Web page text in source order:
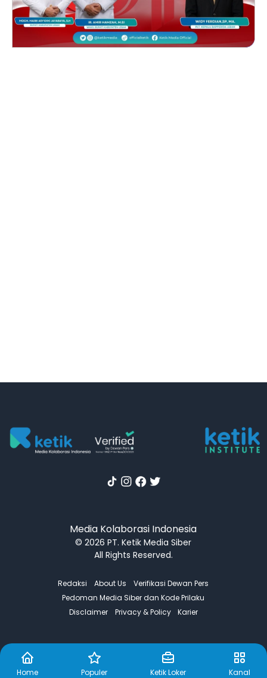
Home Populer Ketik Loker Kanal
Media Kolaborasi Indonesia
© 2026 PT. Ketik Media Siber
All Rights Reserved.
Redaksi About Us
Verifikasi Dewan Pers
Pedoman Media Siber dan Kode Prilaku
Disclaimer
Privacy & Policy Karier